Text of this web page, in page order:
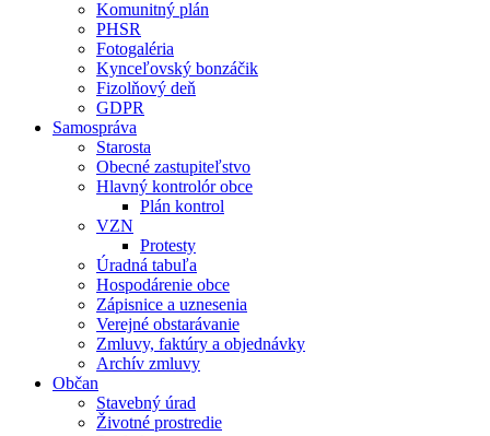
Komunitný plán
PHSR
Fotogaléria
Kynceľovský bonzáčik
Fizolňový deň
GDPR
Samospráva
Starosta
Obecné zastupiteľstvo
Hlavný kontrolór obce
Plán kontrol
VZN
Protesty
Úradná tabuľa
Hospodárenie obce
Zápisnice a uznesenia
Verejné obstarávanie
Zmluvy, faktúry a objednávky
Archív zmluvy
Občan
Stavebný úrad
Životné prostredie